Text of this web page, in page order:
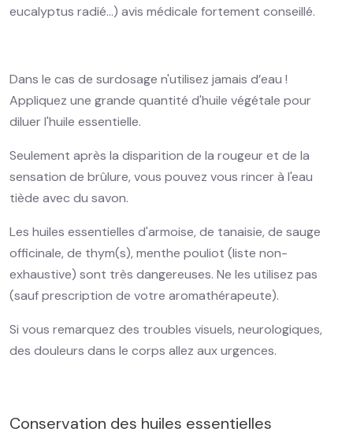
eucalyptus radié...) avis médicale fortement conseillé.
Dans le cas de surdosage n'utilisez jamais d’eau !
Appliquez une grande quantité d'huile végétale pour
diluer l'huile essentielle.
Seulement après la disparition de la rougeur et de la
sensation de brûlure, vous pouvez vous rincer à l'eau
tiède avec du savon.
Les huiles essentielles d'armoise, de tanaisie, de sauge
officinale, de thym(s), menthe pouliot (liste non-
exhaustive) sont très dangereuses. Ne les utilisez pas
(sauf prescription de votre aromathérapeute).
Si vous remarquez des troubles visuels, neurologiques,
des douleurs dans le corps allez aux urgences.
Conservation des huiles essentielles